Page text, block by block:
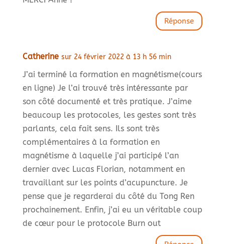
Réponse
Catherine sur 24 février 2022 à 13 h 56 min
J’ai terminé la formation en magnétisme(cours
en ligne) Je l’ai trouvé très intéressante par
son côté documenté et très pratique. J’aime
beaucoup les protocoles, les gestes sont très
parlants, cela fait sens. Ils sont très
complémentaires à la formation en
magnétisme à laquelle j’ai participé l’an
dernier avec Lucas Florian, notamment en
travaillant sur les points d’acupuncture. Je
pense que je regarderai du côté du Tong Ren
prochainement. Enfin, j’ai eu un véritable coup
de cœur pour le protocole Burn out